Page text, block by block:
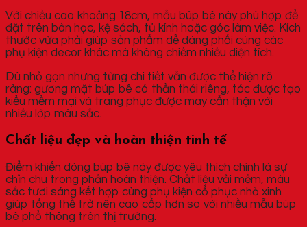
Với chiều cao khoảng 18cm, mẫu búp bê này phù hợp để
đặt trên bàn học, kệ sách, tủ kính hoặc góc làm việc. Kích
thước vừa phải giúp sản phẩm dễ dàng phối cùng các
phụ kiện decor khác mà không chiếm nhiều diện tích.
Dù nhỏ gọn nhưng từng chi tiết vẫn được thể hiện rõ
ràng: gương mặt búp bê có thần thái riêng, tóc được tạo
kiểu mềm mại và trang phục được may cẩn thận với
nhiều lớp màu sắc.
Chất liệu đẹp và hoàn thiện tinh tế
Điểm khiến dòng búp bê này được yêu thích chính là sự
chỉn chu trong phần hoàn thiện. Chất liệu vải mềm, màu
sắc tươi sáng kết hợp cùng phụ kiện cổ phục nhỏ xinh
giúp tổng thể trở nên cao cấp hơn so với nhiều mẫu búp
bê phổ thông trên thị trường.